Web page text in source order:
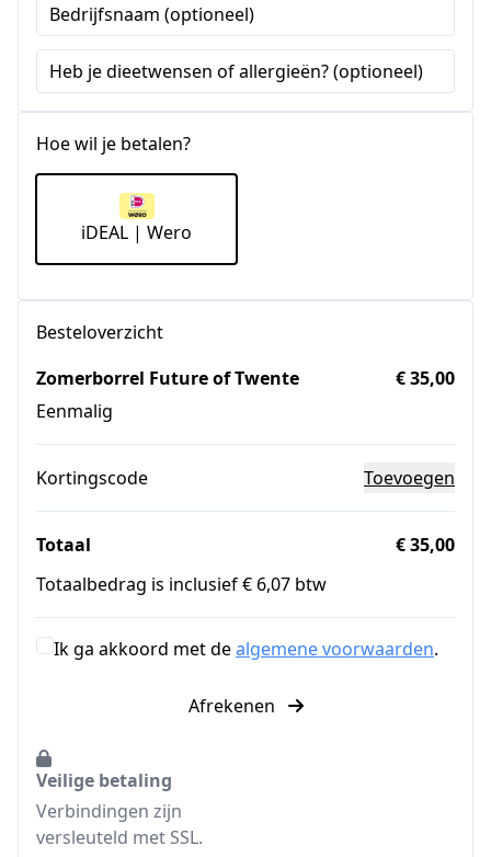
Bedrijfsnaam (optioneel)
Heb je dieetwensen of allergieën? (optioneel)
Hoe wil je betalen?
iDEAL | Wero
Besteloverzicht
Zomerborrel Future of Twente
Eenmalig
€ 35,00
Kortingscode Toevoegen
Totaal
€ 35,00
Totaalbedrag is inclusief € 6,07 btw
Ik ga akkoord met dealgemene voorwaarden.
Afrekenen
Veilige betaling
Verbindingen zijn
versleuteld met SSL.